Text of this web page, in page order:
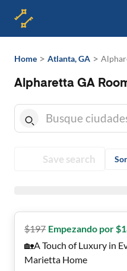
Home > Atlanta, GA >
Alpharetta GA
Save search
$197 Empezando por
🏡A Touch of Luxury in
Marietta Home